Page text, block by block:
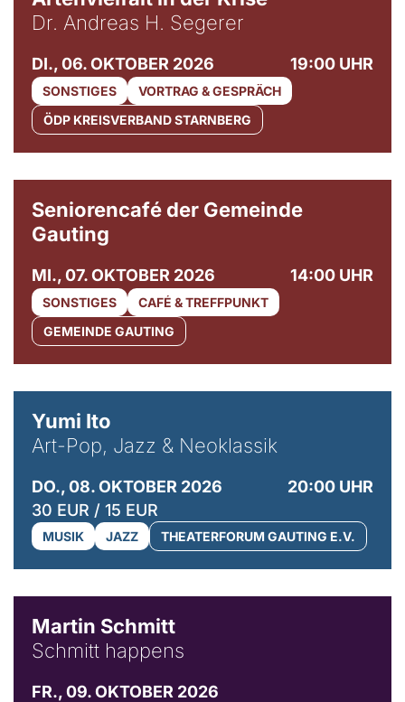
Dr. Andreas H. Segerer
DI., 06. OKTOBER 2026 19:00 UHR
SONSTIGES
VORTRAG & GESPRÄCH
ÖDP KREISVERBAND STARNBERG
Seniorencafé der Gemeinde
Gauting
MI., 07. OKTOBER 2026 14:00 UHR
SONSTIGES
CAFÉ & TREFFPUNKT
GEMEINDE GAUTING
Yumi Ito
Art-Pop, Jazz & Neoklassik
DO., 08. OKTOBER 2026
20:00 UHR
30 EUR / 15 EUR
MUSIK JAZZ THEATERFORUM GAUTING E.V.
Martin Schmitt
Schmitt happens
FR., 09. OKTOBER 2026